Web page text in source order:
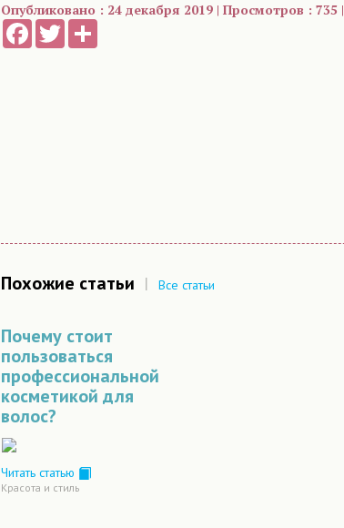
Опубликовано : 24 декабря 2019 | Просмотров : 735 |
FacebookTwitter
Похожие статьи | Все статьи
Почему стоит
пользоваться
профессиональной
косметикой для
волос?
Читать статью
Красота и стиль